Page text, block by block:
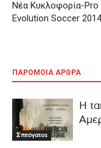
Νέα Κυκλοφορία-Pro
Evolution Soccer 2014
ΠΑΡΟΜΟΙΑ ΑΡΘΡΑ
Σπιτόγατος
Η